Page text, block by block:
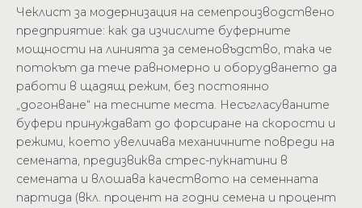
Чеклист за модернизация на семепроизводствено
предприятие: как да изчислите буферните
мощности на линията за семеновъдство, така че
потокът да тече равномерно и оборудването да
работи в щадящ режим, без постоянно
„догонване“ на тесните места. Несъгласуваните
буфери принуждават до форсиране на скорости и
режими, което увеличава механичните повреди на
семената, предизвиква стрес-пукнатини в
семената и влошава качеството на семенната
партида (вкл. процент на годни семена и процент